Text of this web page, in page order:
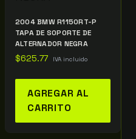
2004 BMW R1150RT-P
TAPA DE SOPORTE DE
ALTERNADOR NEGRA
$625.77 IVA incluido
AGREGAR AL
CARRITO